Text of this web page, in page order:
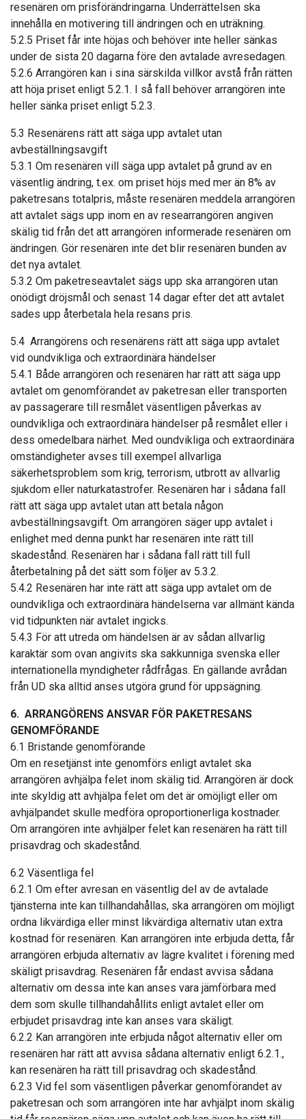
resenären om prisförändringarna. Underrättelsen ska
innehålla en motivering till ändringen och en uträkning.
5.2.5 Priset får inte höjas och behöver inte heller sänkas
under de sista 20 dagarna före den avtalade avresedagen.
5.2.6 Arrangören kan i sina särskilda villkor avstå från rätten
att höja priset enligt 5.2.1. I så fall behöver arrangören inte
heller sänka priset enligt 5.2.3.
5.3 Resenärens rätt att säga upp avtalet utan
avbeställningsavgift
5.3.1 Om resenären vill säga upp avtalet på grund av en
väsentlig ändring, t.ex. om priset höjs med mer än 8% av
paketresans totalpris, måste resenären meddela arrangören
att avtalet sägs upp inom en av researrangören angiven
skälig tid från det att arrangören informerade resenären om
ändringen. Gör resenären inte det blir resenären bunden av
det nya avtalet.
5.3.2 Om paketreseavtalet sägs upp ska arrangören utan
onödigt dröjsmål och senast 14 dagar efter det att avtalet
sades upp återbetala hela resans pris.
5.4 Arrangörens och resenärens rätt att säga upp avtalet
vid oundvikliga och extraordinära händelser
5.4.1 Både arrangören och resenären har rätt att säga upp
avtalet om genomförandet av paketresan eller transporten
av passagerare till resmålet väsentligen påverkas av
oundvikliga och extraordinära händelser på resmålet eller i
dess omedelbara närhet. Med oundvikliga och extraordinära
omständigheter avses till exempel allvarliga
säkerhetsproblem som krig, terrorism, utbrott av allvarlig
sjukdom eller naturkatastrofer. Resenären har i sådana fall
rätt att säga upp avtalet utan att betala någon
avbeställningsavgift. Om arrangören säger upp avtalet i
enlighet med denna punkt har resenären inte rätt till
skadestånd. Resenären har i sådana fall rätt till full
återbetalning på det sätt som följer av 5.3.2.
5.4.2 Resenären har inte rätt att säga upp avtalet om de
oundvikliga och extraordinära händelserna var allmänt kända
vid tidpunkten när avtalet ingicks.
5.4.3 För att utreda om händelsen är av sådan allvarlig
karaktär som ovan angivits ska sakkunniga svenska eller
internationella myndigheter rådfrågas. En gällande avrådan
från UD ska alltid anses utgöra grund för uppsägning.
6. ARRANGÖRENS ANSVAR FÖR PAKETRESANS
GENOMFÖRANDE
6.1 Bristande genomförande
Om en resetjänst inte genomförs enligt avtalet ska
arrangören avhjälpa felet inom skälig tid. Arrangören är dock
inte skyldig att avhjälpa felet om det är omöjligt eller om
avhjälpandet skulle medföra oproportionerliga kostnader.
Om arrangören inte avhjälper felet kan resenären ha rätt till
prisavdrag och skadestånd.
6.2 Väsentliga fel
6.2.1 Om efter avresan en väsentlig del av de avtalade
tjänsterna inte kan tillhandahållas, ska arrangören om möjligt
ordna likvärdiga eller minst likvärdiga alternativ utan extra
kostnad för resenären. Kan arrangören inte erbjuda detta, får
arrangören erbjuda alternativ av lägre kvalitet i förening med
skäligt prisavdrag. Resenären får endast avvisa sådana
alternativ om dessa inte kan anses vara jämförbara med
dem som skulle tillhandahållits enligt avtalet eller om
erbjudet prisavdrag inte kan anses vara skäligt.
6.2.2 Kan arrangören inte erbjuda något alternativ eller om
resenären har rätt att avvisa sådana alternativ enligt 6.2.1.,
kan resenären ha rätt till prisavdrag och skadestånd.
6.2.3 Vid fel som väsentligen påverkar genomförandet av
paketresan och som arrangören inte har avhjälpt inom skälig